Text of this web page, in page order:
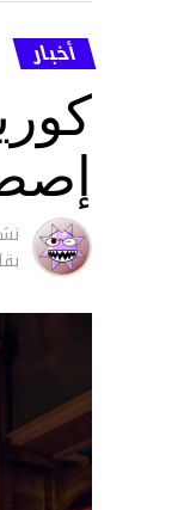
أخبار